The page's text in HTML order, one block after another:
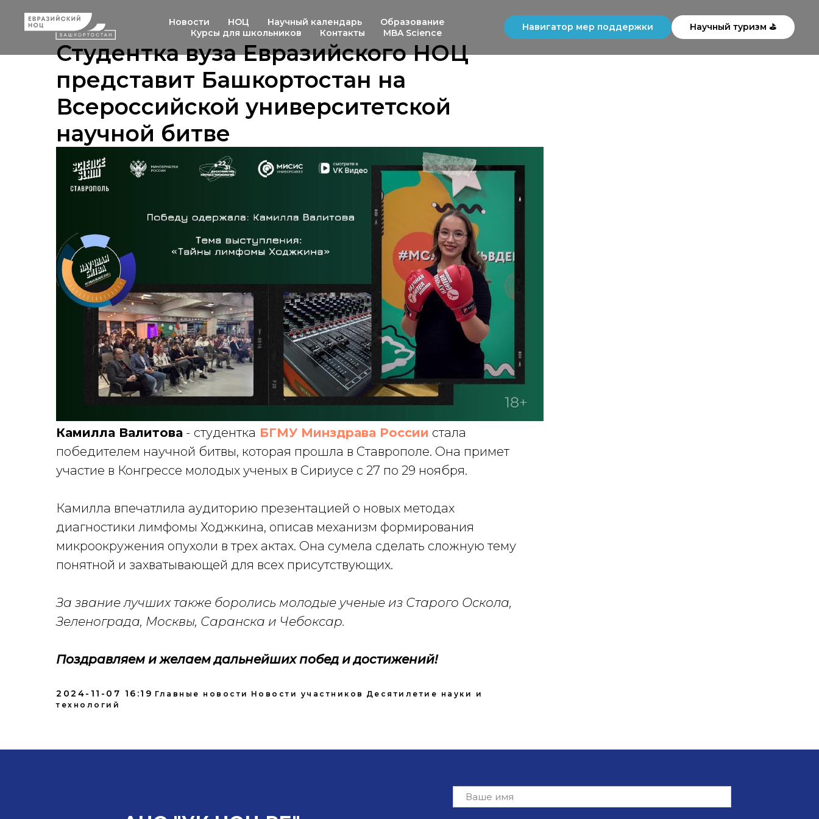
Новости НОЦ Научный календарь
Образование
Курсы для школьников
Контакты MBA Science
Навигатор мер поддержки Научный туризм ⛳
Студентка вуза Евразийского НОЦ
представит Башкортостан на
Всероссийской университетской
научной битве
Камилла Валитова - студентка БГМУ Минздрава России стала
победителем научной битвы, которая прошла в Ставрополе. Она примет
участие в Конгрессе молодых ученых в Сириусе с 27 по 29 ноября.
Камилла впечатлила аудиторию презентацией о новых методах
диагностики лимфомы Ходжкина, описав механизм формирования
микроокружения опухоли в трех актах. Она сумела сделать сложную тему
понятной и захватывающей для всех присутствующих.
За звание лучших также боролись молодые ученые из Старого Оскола,
Зеленограда, Москвы, Саранска и Чебоксар.
Поздравляем и желаем дальнейших побед и достижений!
2024-11-07 16:19 Главные новости Новости участников Десятилетие науки и
технологий